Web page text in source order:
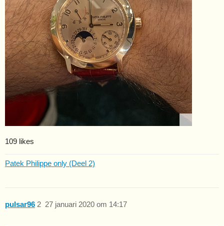
109 likes
Patek Philippe only (Deel 2)
pulsar96 27 januari 2020 om 14:17
2